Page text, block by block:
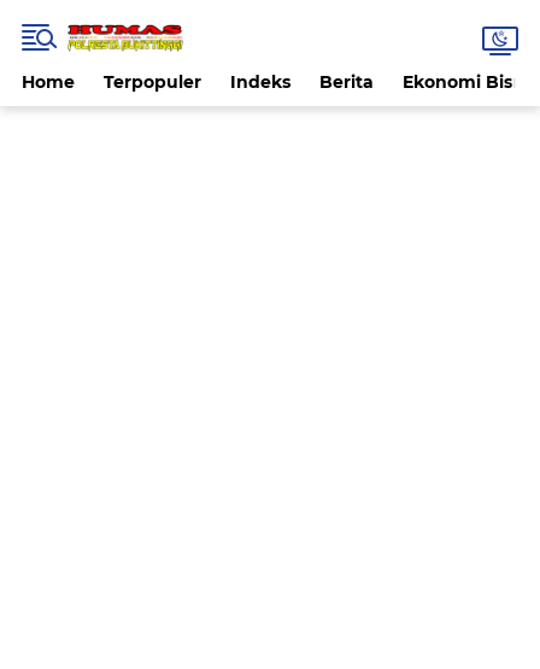
Home Terpopuler Indeks Berita Ekonomi Bisnis